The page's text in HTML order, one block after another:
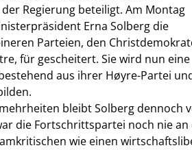
Regierung beteiligt. Am Montag
Erna Solberg die
Parteien, den
für gescheitert. Sie wird nun eine
aus ihrer Høyre-Partei
bleibt Solberg dennoch
die Fortschrittspartei noch nie
wie einen